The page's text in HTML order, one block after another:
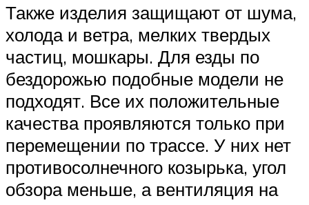
Также изделия защищают от шума,
холода и ветра, мелких твердых
частиц, мошкары. Для езды по
бездорожью подобные модели не
подходят. Все их положительные
качества проявляются только при
перемещении по трассе. У них нет
противосолнечного козырька, угол
обзора меньше, а вентиляция на